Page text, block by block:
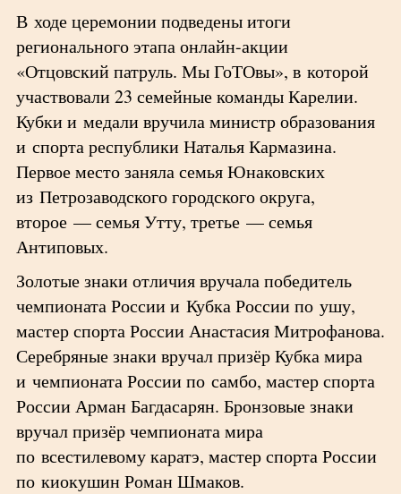
В ходе церемонии подведены итоги
регионального этапа онлайн-акции
«Отцовский патруль. Мы ГоТОвы», в которой
участвовали 23 семейные команды Карелии.
Кубки и медали вручила министр образования
и спорта республики Наталья Кармазина.
Первое место заняла семья Юнаковских
из Петрозаводского городского округа,
второе — семья Утту, третье — семья
Антиповых.
Золотые знаки отличия вручала победитель
чемпионата России и Кубка России по ушу,
мастер спорта России Анастасия Митрофанова.
Серебряные знаки вручал призёр Кубка мира
и чемпионата России по самбо, мастер спорта
России Арман Багдасарян. Бронзовые знаки
вручал призёр чемпионата мира
по всестилевому каратэ, мастер спорта России
по киокушин Роман Шмаков.